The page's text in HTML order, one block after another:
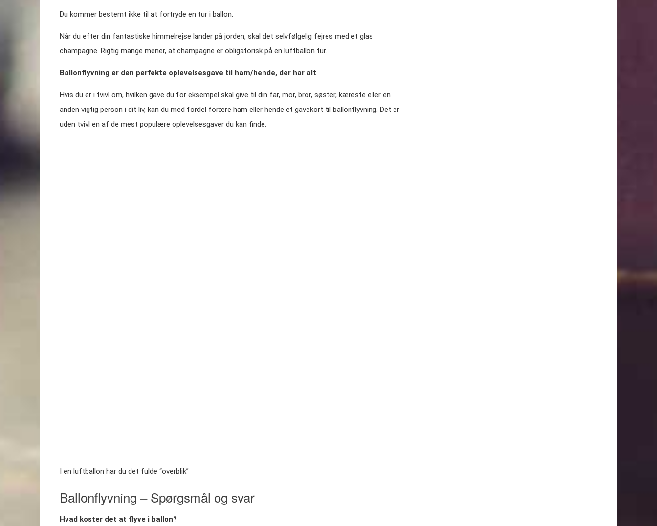
Du kommer bestemt ikke til at fortryde en tur i ballon.
Når du efter din fantastiske himmelrejse lander på jorden, skal det selvfølgelig fejres med et glas
champagne. Rigtig mange mener, at champagne er obligatorisk på en luftballon tur.
Ballonflyvning er den perfekte oplevelsesgave til ham/hende, der har alt
Hvis du er i tvivl om, hvilken gave du for eksempel skal give til din far, mor, bror, søster, kæreste eller en
anden vigtig person i dit liv, kan du med fordel forære ham eller hende et gavekort til ballonflyvning. Det er
uden tvivl en af de mest populære oplevelsesgaver du kan finde.
I en luftballon har du det fulde “overblik”
Ballonflyvning – Spørgsmål og svar
Hvad koster det at flyve i ballon?